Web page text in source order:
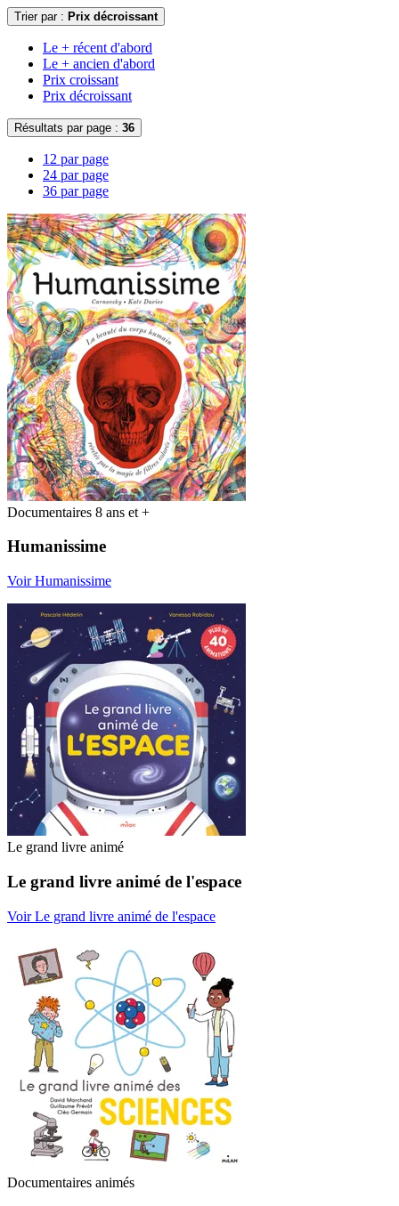
Trier par : Prix décroissant
Le + récent d'abord
Le + ancien d'abord
Prix croissant
Prix décroissant
Résultats par page : 36
12 par page
24 par page
36 par page
Documentaires 8 ans et +
Humanissime
Voir Humanissime
Le grand livre animé
Le grand livre animé de l'espace
Voir Le grand livre animé de l'espace
Documentaires animés